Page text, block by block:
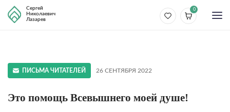
Сергей
Николаевич
Лазарев
0
ПИСЬМА ЧИТАТЕЛЕЙ 26 СЕНТЯБРЯ 2022
Это помощь Всевышнего моей душе!